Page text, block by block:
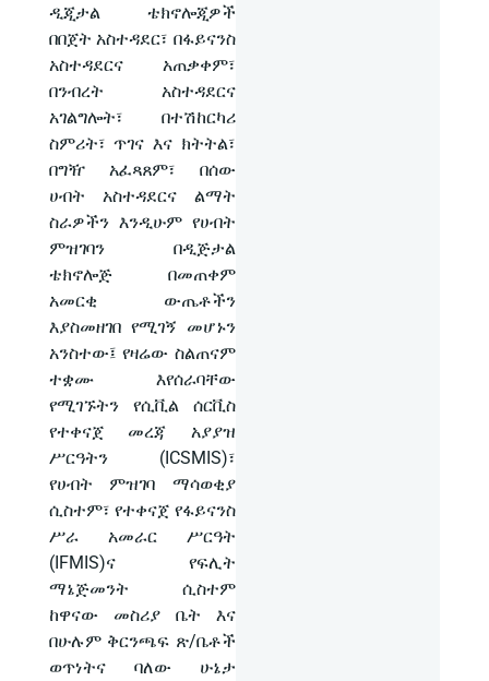
ዲጂታል ቴክኖሎጂዎች
በበጀት አስተዳደር፣ በፋይናንስ
አስተዳደርና አጠቃቀም፣
በንብረት አስተዳደርና
አገልግሎት፣ በተሽከርካሪ
ስምሪት፣ ጥገና እና ክትትል፣
በግዥ አፈጻጸም፣ በሰው
ሀብት አስተዳደርና ልማት
ስራዎችን እንዲሁም የሀብት
ምዝገባን በዲጅታል
ቴክኖሎጅ በመጠቀም
አመርቂ ውጤቶችን
እያስመዘገበ የሚገኝ መሆኑን
አንስተው፤ የዛሬው ስልጠናም
ተቋሙ እየሰራባቸው
የሚገኙትን የሲቪል ሰርቪስ
የተቀናጀ መረጃ አያያዝ
ሥርዓትን (ICSMIS)፣
የሀብት ምዝገባ ማሳወቂያ
ሲስተም፣ የተቀናጀ የፋይናንስ
ሥራ አመራር ሥርዓት
(IFMIS)ና የፍሊት
ማኔጅመንት ሲስተም
ከዋናው መስሪያ ቤት እና
በሁሉም ቅርንጫፍ ጽ/ቤቶች
ወጥነትና ባለው ሁኔታ